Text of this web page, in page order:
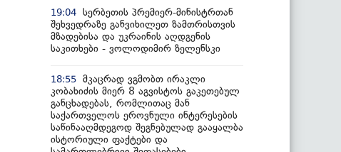
19:04 სერბეთის პრემიერ-მინისტრთან
შეხვედრაზე განვიხილეთ ზამთრისთვის
მზადებისა და უკრაინის აღდგენის
საკითხები - ვოლოდიმირ ზელენსკი
18:55 მკაცრად ვგმობთ ირაკლი
კობახიძის მიერ 8 აგვისტოს გაკეთებულ
განცხადებას, რომლითაც მან
საქართველოს ეროვნული ინტერესების
საწინააღმდეგოდ შეგნებულად გააყალბა
ისტორიული ფაქტები და